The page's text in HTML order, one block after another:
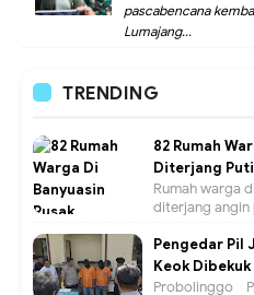
pascabencana
Lumajang...
TRENDING
82 Rumah
Diterjang
Rumah warga
diterjang angin
Pengedar Pil
Keok
Probolinggo -